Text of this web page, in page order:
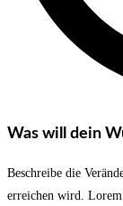
Was will dein
Beschreibe die
erreichen wird.